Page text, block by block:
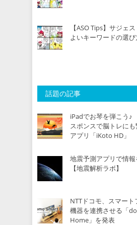
【ASO Tips】サジェ
よいキーワードの選
話題の記事
iPadでお琴を弾こう
スポンスで脳トレに
アプリ「iKoto HD」
地震予測アプリで情
【地震解析ラボ】
NTTドコモ、スマー
機器を連携させる「
Home」を発表